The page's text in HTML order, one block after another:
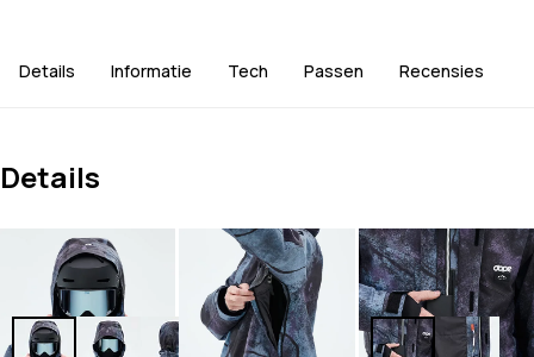
Details Informatie Tech Passen Recensies
Details